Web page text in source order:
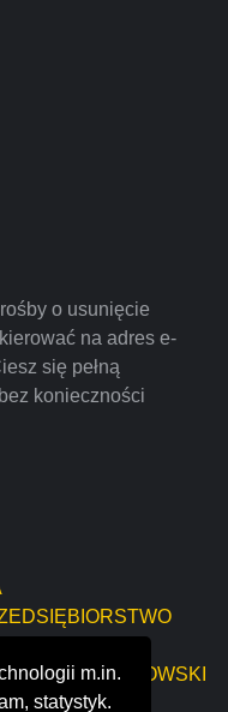
m.in.
statystyk.
o usunięcie
na adres e-
się pełną
konieczności
BARANOWSKI